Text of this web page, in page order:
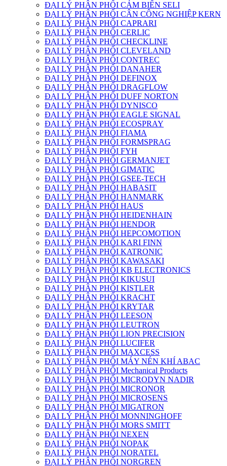
ĐẠI LÝ PHÂN PHỐI CẢM BIẾN SELI
ĐẠI LÝ PHÂN PHỐI CÂN CÔNG NGHIỆP KERN
ĐẠI LÝ PHÂN PHỐI CAPRARI
ĐẠI LÝ PHÂN PHỐI CERLIC
ĐẠI LÝ PHÂN PHỐI CHECKLINE
ĐẠI LÝ PHÂN PHỐI CLEVELAND
ĐẠI LÝ PHÂN PHỐI CONTREC
ĐẠI LÝ PHÂN PHỐI DANAHER
ĐẠI LÝ PHÂN PHỐI DEFINOX
ĐẠI LÝ PHÂN PHỐI DRAGFLOW
ĐẠI LÝ PHÂN PHỐI DUFF NORTON
ĐẠI LÝ PHÂN PHỐI DYNISCO
ĐẠI LÝ PHÂN PHỐI EAGLE SIGNAL
ĐẠI LÝ PHÂN PHỐI ECOSPRAY
ĐẠI LÝ PHÂN PHỐI FIAMA
ĐẠI LÝ PHÂN PHỐI FORMSPRAG
ĐẠI LÝ PHÂN PHỐI FYH
ĐẠI LÝ PHÂN PHỐI GERMANJET
ĐẠI LÝ PHÂN PHỐI GIMATIC
ĐẠI LÝ PHÂN PHỐI GSEE-TECH
ĐẠI LÝ PHÂN PHỐI HABASIT
ĐẠI LÝ PHÂN PHỐI HANMARK
ĐẠI LÝ PHÂN PHỐI HAUS
ĐẠI LÝ PHÂN PHỐI HEIDENHAIN
ĐẠI LÝ PHÂN PHỐI HENDOR
ĐẠI LÝ PHÂN PHỐI HEPCOMOTION
ĐẠI LÝ PHÂN PHỐI KARI FINN
ĐẠI LÝ PHÂN PHỐI KATRONIC
ĐẠI LÝ PHÂN PHỐI KAWASAKI
ĐẠI LÝ PHÂN PHỐI KB ELECTRONICS
ĐẠI LÝ PHÂN PHỐI KIKUSUI
ĐẠI LÝ PHÂN PHỐI KISTLER
ĐẠI LÝ PHÂN PHỐI KRACHT
ĐẠI LÝ PHÂN PHỐI KRYTAR
ĐẠI LÝ PHÂN PHỐI LEESON
ĐẠI LÝ PHÂN PHỐI LEUTRON
ĐẠI LÝ PHÂN PHỐI LION PRECISION
ĐẠI LÝ PHÂN PHỐI LUCIFER
ĐẠI LÝ PHÂN PHỐI MAXCESS
ĐẠI LÝ PHÂN PHỐI MÁY NÉN KHÍ ABAC
ĐẠI LÝ PHÂN PHỐI Mechanical Products
ĐẠI LÝ PHÂN PHỐI MICRODYN NADIR
ĐẠI LÝ PHÂN PHỐI MICRONOR
ĐẠI LÝ PHÂN PHỐI MICROSENS
ĐẠI LÝ PHÂN PHỐI MIGATRON
ĐẠI LÝ PHÂN PHỐI MONNINGHOFF
ĐẠI LÝ PHÂN PHỐI MORS SMITT
ĐẠI LÝ PHÂN PHỐI NEXEN
ĐẠI LÝ PHÂN PHỐI NOPAK
ĐẠI LÝ PHÂN PHỐI NORATEL
ĐẠI LÝ PHÂN PHỐI NORGREN